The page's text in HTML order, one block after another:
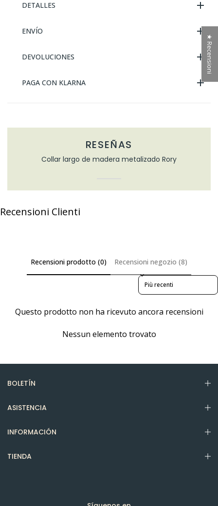
DETALLES
ENVÍO
DEVOLUCIONES
PAGA CON KLARNA
RESEÑAS
Collar largo de madera metalizado Rory
Recensioni Clienti
Recensioni prodotto (0) Recensioni negozio (8)
Sort reviews by
Questo prodotto non ha ricevuto ancora recensioni
Nessun elemento trovato
BOLETÍN
ASISTENCIA
INFORMACIÓN
TIENDA
★ Recensioni